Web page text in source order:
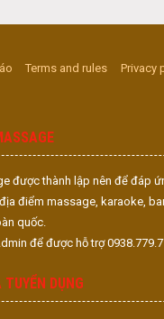
Terms and rules Privacy
được thành lập nên để đáp
điểm massage, karaoke,
quốc.
để được hỗ trợ
DỤNG